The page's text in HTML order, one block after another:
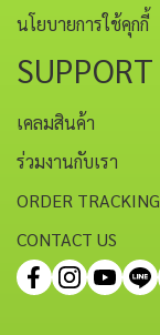
นโยบายการใช้คุกกี้
SUPPORT
เคลมสินค้า
ร่วมงานกับเรา
ORDER TRACKING
CONTACT US